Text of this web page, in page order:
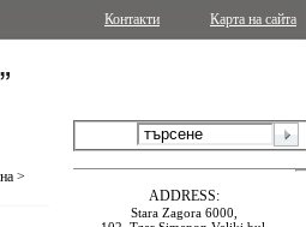
Карта на сайта
Контакти
>
ADDRESS:
Stara Zagora 6000,